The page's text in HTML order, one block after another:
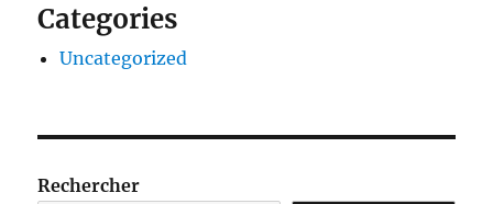
Categories
Uncategorized
Rechercher